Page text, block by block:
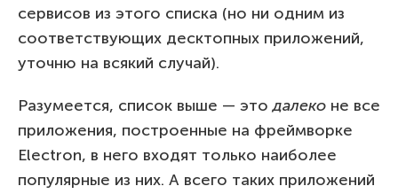
сервисов из этого списка (но ни одним из
соответствующих десктопных приложений,
уточню на всякий случай).
Разумеется, список выше — этодалеко не все
приложения, построенные на фреймворке
Electron, в него входят только наиболее
популярные из них. А всего таких приложений